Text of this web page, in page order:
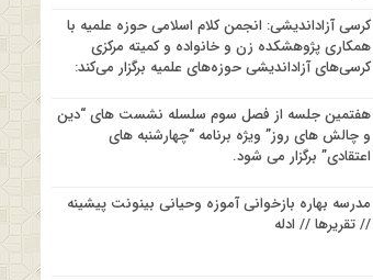
کرسی آزاداندیشی: انجمن کلام اسلامی حوزه علمیه با
همکاری پژوهشکده زن و خانواده و کمیته مرکزی
کرسی‌های آزاداندیشی حوزه‌های علمیه برگزار می‌کند:
هفتمین جلسه از فصل سوم سلسله نشست های “دین
و چالش های روز” ویژه برنامه “چهارشنبه های
اعتقادی” برگزار می شود.
مدرسه بهاره بازخوانی آموزه وحیانی بینونت پیشینه
// تقریرها // ادله